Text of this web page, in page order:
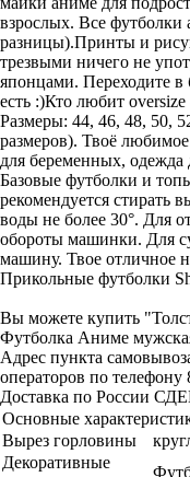
взрослых. Все футболки
разницы).Принты и
трезвыми ничего не
японцами. Переходите в
есть :)Кто любит
Размеры: 44, 46, 48, 50,
размеров). Твоё
для беременных, одежда
Базовые футболки и
рекомендуется стирать
воды не более 30°. Для
обороты машинки. Для
машину. Твое отличное
Прикольные футболки
Вы можете купить
Футболка Аниме
Адрес пункта
операторов по телефону
Доставка по России
Основные
Вырез горловины
Декоративные